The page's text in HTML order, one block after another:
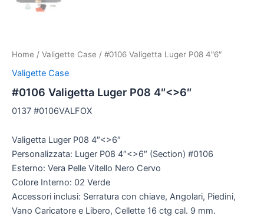
Home / Valigette Case / #0106 Valigetta Luger P08 4″6″
Valigette Case
#0106 Valigetta Luger P08 4″<>6″
0137 #0106VALFOX
Valigetta Luger P08 4″<>6″
Personalizzata: Luger P08 4″<>6″ (Section) #0106
Esterno: Vera Pelle Vitello Nero Cervo
Colore Interno: 02 Verde
Accessori inclusi: Serratura con chiave, Angolari, Piedini,
Vano Caricatore e Libero, Cellette 16 ctg cal. 9 mm.